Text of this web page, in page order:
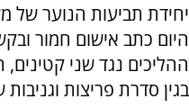
יחידת תביעות הנוער של
היום כתב אישום חמור
בגין סדרת פריצות